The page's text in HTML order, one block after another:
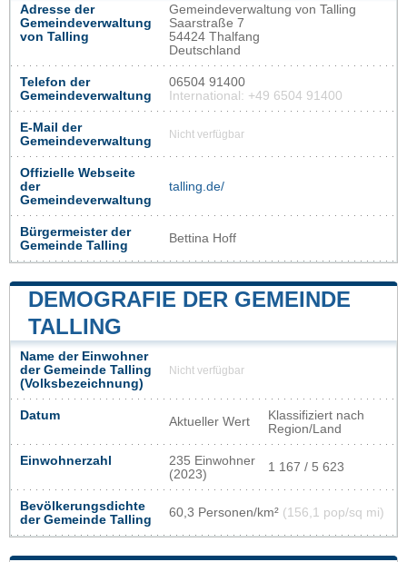
Adresse der
Gemeindeverwaltung
von Talling
Gemeindeverwaltung von Talling
Saarstraße 7
54424 Thalfang
Deutschland
Telefon der
Gemeindeverwaltung
06504 91400
International: +49 6504 91400
E-Mail der
Gemeindeverwaltung
Nicht verfügbar
Offizielle Webseite
der
Gemeindeverwaltung
talling.de/
Bürgermeister der
Gemeinde Talling
Bettina Hoff
DEMOGRAFIE DER GEMEINDE
TALLING
Name der Einwohner
der Gemeinde Talling
(Volksbezeichnung)
Nicht verfügbar
Datum Aktueller Wert
Klassifiziert nach
Region/Land
Einwohnerzahl
235 Einwohner
(2023)
1 167 / 5 623
Bevölkerungsdichte
der Gemeinde Talling
60,3 Personen/km² (156,1 pop/sq mi)